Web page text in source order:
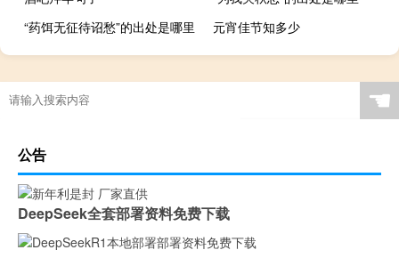
“药饵无征待诏愁”的出处是哪里
元宵佳节知多少
☚
公告
DeepSeek全套部署资料免费下载